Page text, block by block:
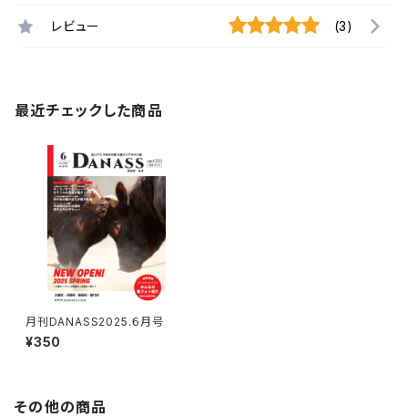
レビュー (3)
最近チェックした商品
月刊DANASS2025.６月号
¥350
その他の商品